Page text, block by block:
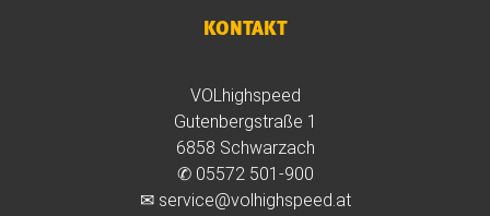
KONTAKT
VOLhighspeed
Gutenbergstraße 1
6858 Schwarzach
✆ 05572 501-900
✉ service@volhighspeed.at